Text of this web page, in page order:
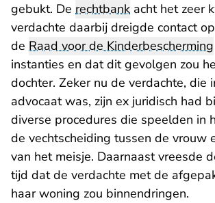
gebukt. De rechtbank acht het zeer
verdachte daarbij dreigde contact
de Raad voor de Kinderbescherming
instanties en dat dit gevolgen zou
dochter. Zeker nu de verdachte, die
advocaat was, zijn ex juridisch had
diverse procedures die speelden in
de vechtscheiding tussen de vrouw
van het meisje. Daarnaast vreesde
tijd dat de verdachte met de
haar woning zou binnendringen.